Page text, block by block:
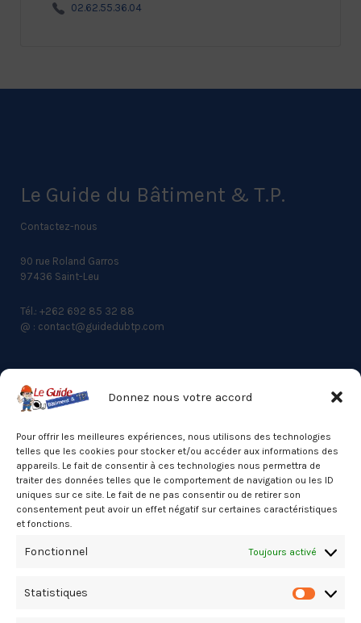
Donnez nous votre accord
Pour offrir les meilleures expériences, nous utilisons des technologies
telles que les cookies pour stocker et/ou accéder aux informations des
appareils. Le fait de consentir à ces technologies nous permettra de
traiter des données telles que le comportement de navigation ou les ID
uniques sur ce site. Le fait de ne pas consentir ou de retirer son
consentement peut avoir un effet négatif sur certaines caractéristiques
et fonctions.
Fonctionnel Toujours activé
Statistiques
02.62.55.36.04
Le Guide du Bâtiment & T.P.
Contactez-nous
90 rue Roland Garros
97436 Saint-Leu
Tél.: +262 692 85 32 88
@ : contact@guidedubtp.com
ACCES RAPIDE
Actualités du BTP
Annuaire
Besoin d’un professionnel ?
Mentions légales
Politique de cookies (UE)